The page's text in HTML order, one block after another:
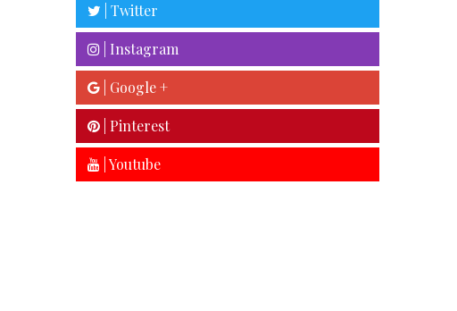
| Twitter
| Instagram
| Google +
| Pinterest
| Youtube